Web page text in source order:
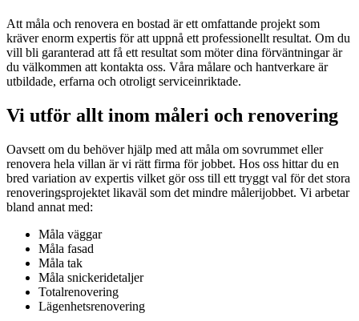
Att måla och renovera en bostad är ett omfattande projekt som
kräver enorm expertis för att uppnå ett professionellt resultat. Om du
vill bli garanterad att få ett resultat som möter dina förväntningar är
du välkommen att kontakta oss. Våra målare och hantverkare är
utbildade, erfarna och otroligt serviceinriktade.
Vi utför allt inom måleri och renovering
Oavsett om du behöver hjälp med att måla om sovrummet eller
renovera hela villan är vi rätt firma för jobbet. Hos oss hittar du en
bred variation av expertis vilket gör oss till ett tryggt val för det stora
renoveringsprojektet likaväl som det mindre målerijobbet. Vi arbetar
bland annat med:
Måla väggar
Måla fasad
Måla tak
Måla snickeridetaljer
Totalrenovering
Lägenhetsrenovering